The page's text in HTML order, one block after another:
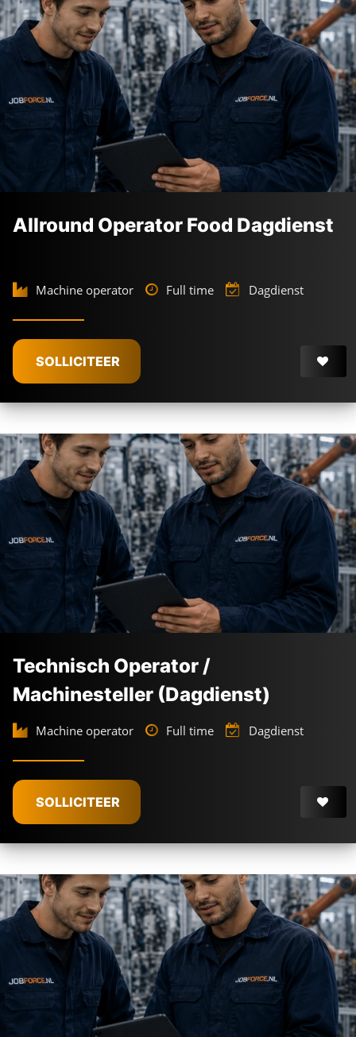
Allround Operator Food Dagdienst
Machine operator Full time Dagdienst
SOLLICITEER
Technisch Operator /
Machinesteller (Dagdienst)
Machine operator Full time Dagdienst
SOLLICITEER